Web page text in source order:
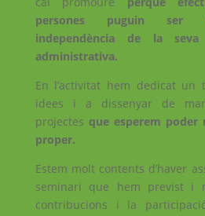
persones puguin ser
independència de la
administrativa.
En l’activitat hem dedicat un
idees i a dissenyar de
projectes que esperem
proper.
Estem molt contents d’haver
seminari que hem previst i
contribucions i la